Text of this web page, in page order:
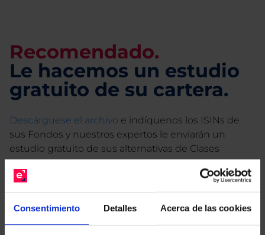
Consentimiento Detalles Acerca de las cookies
Recomendado.
Le hacemos un estudio
gratuito de su cartera.
Descárguese el archivo e indíquenos los ISINs de
sus Fondos y nuestros expertos le enviarán un
estudio gratuito de sus alternativas de Clases
Limpias con las que podrá ahorrar en sus costes.